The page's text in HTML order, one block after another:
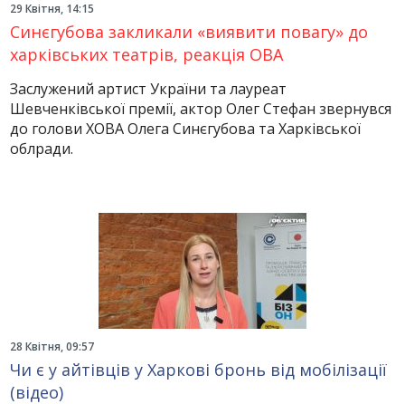
29 Квітня, 14:15
Синєгубова закликали «виявити повагу» до
харківських театрів, реакція ОВА
Заслужений артист України та лауреат
Шевченківської премії, актор Олег Стефан звернувся
до голови ХОВА Олега Синєгубова та Харківської
облради.
28 Квітня, 09:57
Чи є у айтівців у Харкові бронь від мобілізації
(відео)